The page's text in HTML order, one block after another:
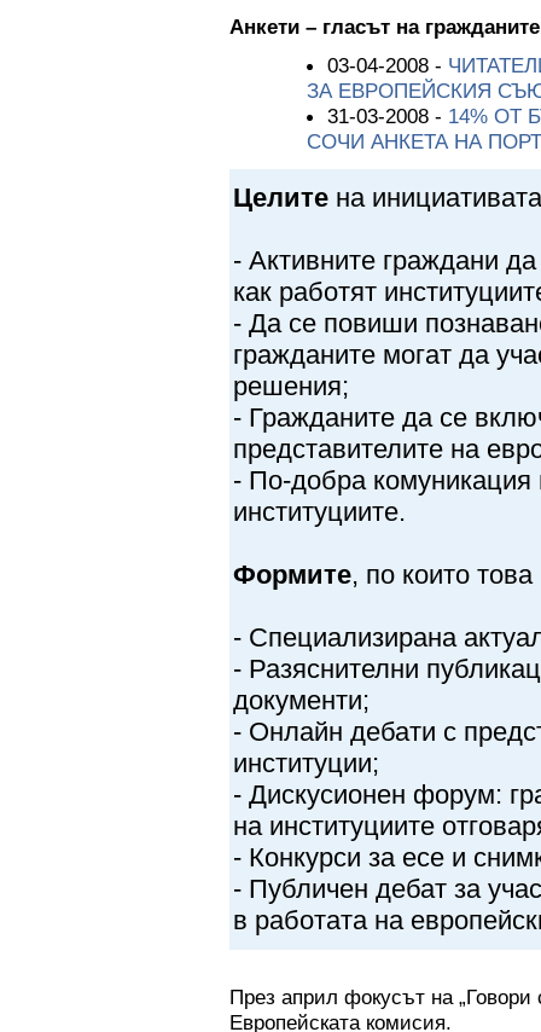
Анкети – гласът на гражданите
03-04-2008 -
ЗА ЕВРОПЕЙСКИЯ
31-03-2008 - 14% ОТ
СОЧИ АНКЕТА НА
Целите на
- Активните граждани
как работят
- Да се повиши
гражданите могат да
решения;
- Гражданите да се
представителите на
- По-добра
институциите.
Формите, по които
- Специализирана
- Разяснителни
документи;
- Онлайн дебати с
институции;
- Дискусионен форум:
на институциите
- Конкурси за есе и
- Публичен дебат за
в работата на
През април фокусът на
Европейската комисия.